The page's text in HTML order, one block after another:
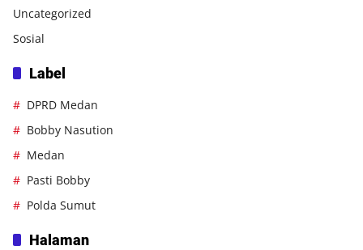
Uncategorized
Sosial
Label
DPRD Medan
Bobby Nasution
Medan
Pasti Bobby
Polda Sumut
Halaman